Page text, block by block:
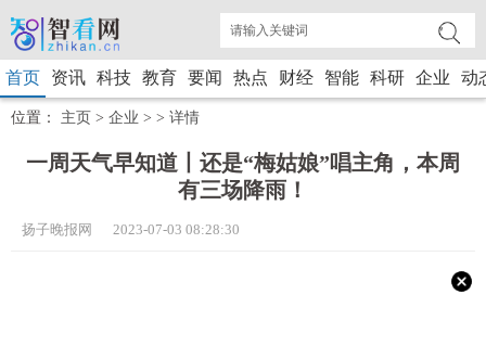
首页 资讯 科技 教育 要闻 热点 财经 智能 科研 企业 动
位置： 主页 > 企业 > > 详情
一周天气早知道丨还是“梅姑娘”唱主角，本周
有三场降雨！
扬子晚报网 2023-07-03 08:28:30